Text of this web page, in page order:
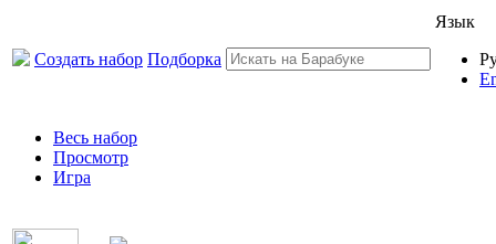
Создать набор Подборка
Язык
Весь набор
Просмотр
Игра